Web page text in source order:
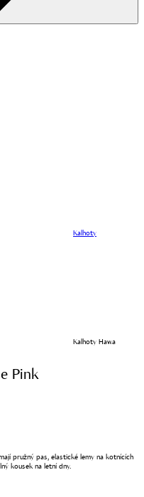
Kalhoty
Kalhoty Hawa
Pink
pružný pas, elastické lemy na kotnících
kousek na letní dny.